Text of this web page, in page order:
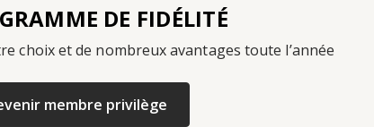
DE FIDÉLITÉ
choix et de nombreux avantages toute l’année
membre privilège